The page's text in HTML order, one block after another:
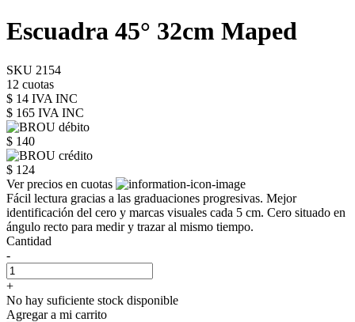
Escuadra 45° 32cm Maped
SKU 2154
12 cuotas
$ 14 IVA INC
$ 165 IVA INC
$ 140
$ 124
Ver precios en cuotas
Fácil lectura gracias a las graduaciones progresivas. Mejor
identificación del cero y marcas visuales cada 5 cm. Cero situado en
ángulo recto para medir y trazar al mismo tiempo.
Cantidad
-
+
No hay suficiente stock disponible
Agregar a mi carrito